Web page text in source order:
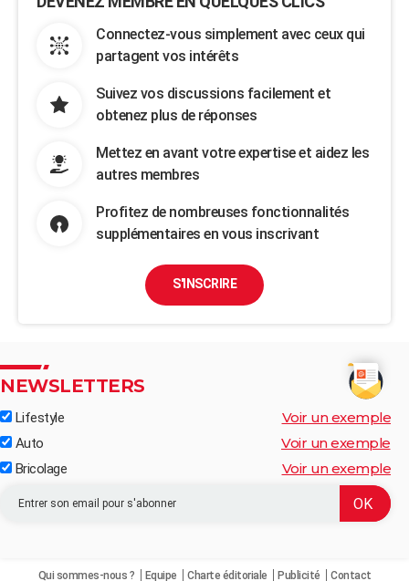
Connectez-vous simplement avec ceux qui
partagent vos intérêts
Suivez vos discussions facilement et
obtenez plus de réponses
Mettez en avant votre expertise et aidez les
autres membres
Profitez de nombreuses fonctionnalités
supplémentaires en vous inscrivant
S'INSCRIRE
NEWSLETTERS
Lifestyle Voir un exemple
Auto Voir un exemple
Bricolage Voir un exemple
Qui sommes-nous ? Equipe Charte éditoriale Publicité Contact